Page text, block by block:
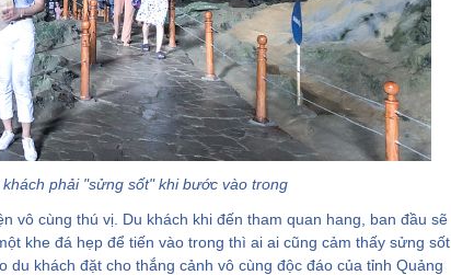
phải "sửng sốt" khi bước vào trong
vô cùng thú vị. Du khách khi đến tham quan hang, ban đầu sẽ
khe đá hẹp để tiến vào trong thì ai ai cũng cảm thấy sửng sốt
khách đặt cho thắng cảnh vô cùng độc đáo của tỉnh Quảng